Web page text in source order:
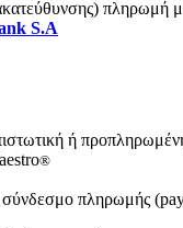
πληρωμή
S.A
ή
®
πληρωμής